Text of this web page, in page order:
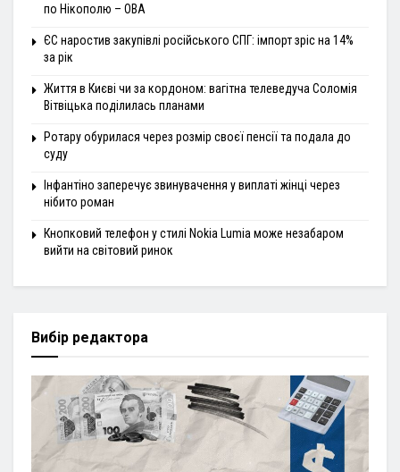
по Нікополю – ОВА
ЄС наростив закупівлі російського СПГ: імпорт зріс на 14%
за рік
Життя в Києві чи за кордоном: вагітна телеведуча Соломія
Вітвіцька поділилась планами
Ротару обурилася через розмір своєї пенсії та подала до
суду
Інфантіно заперечує звинувачення у виплаті жінці через
нібито роман
Кнопковий телефон у стилі Nokia Lumia може незабаром
вийти на світовий ринок
Вибір редактора